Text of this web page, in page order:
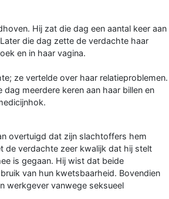
Hij zat die dag een aantal keer aan
die dag zette de verdachte haar
en in haar vagina.
ze vertelde over haar relatieproblemen.
meerdere keren aan haar billen en
overtuigd dat zijn slachtoffers hem
de verdachte zeer kwalijk dat hij stelt
is gegaan. Hij wist dat beide
van hun kwetsbaarheid. Bovendien
werkgever vanwege seksueel